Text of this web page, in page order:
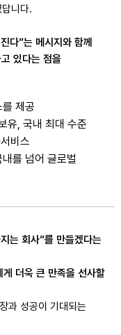
니다.
다”는 메시지와 함께
있다는 점을
제공
유, 국내 최대 수준
비스
를 넘어 글로벌
는 회사”를 만들겠다는
더욱 큰 만족을 선사할
과 성공이 기대되는